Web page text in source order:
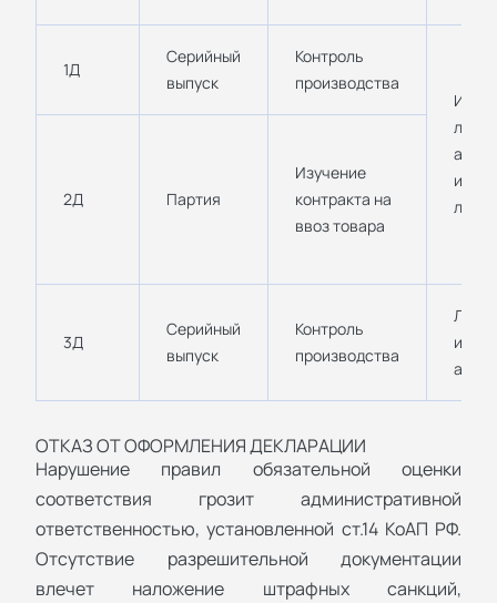
1Д
Серийный
выпуск
Контроль
производства
2Д Партия
Изучение
контракта на
ввоз товара
3Д
Серийный
выпуск
Контроль
производства
ОТКАЗ ОТ ОФОРМЛЕНИЯ ДЕКЛАРАЦИИ
Нарушение правил обязательной оценки
соответствия грозит административной
ответственностью, установленной ст.14 КоАП РФ.
Отсутствие разрешительной документации
влечет наложение штрафных санкций,